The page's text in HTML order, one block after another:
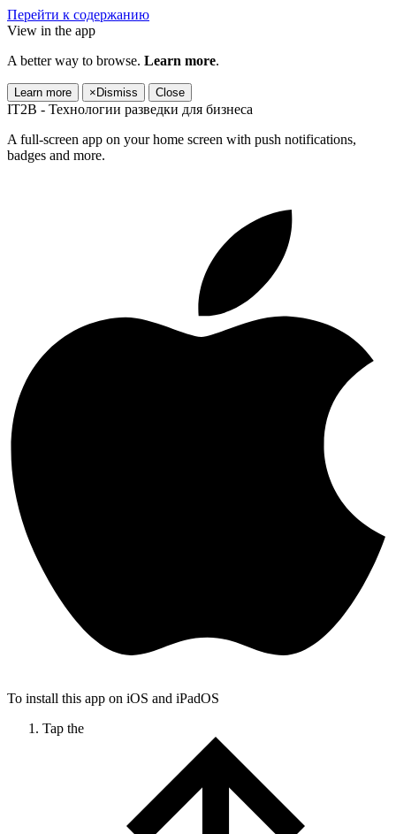
Перейти к содержанию
View in the app
A better way to browse. Learn more.
Learn more × Dismiss Close
IT2B - Технологии разведки для бизнеса
A full-screen app on your home screen with push notifications,
badges and more.
To install this app on iOS and iPadOS
Tap the